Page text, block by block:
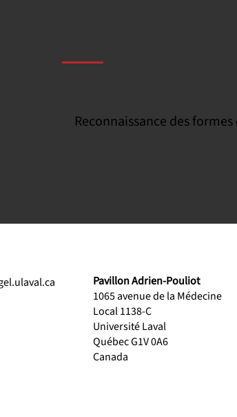
Reconnaissance des
Pavillon Adrien-Pouliot
1065 avenue de la Médecine
Local 1138-C
Université Laval
Québec G1V 0A6
Canada